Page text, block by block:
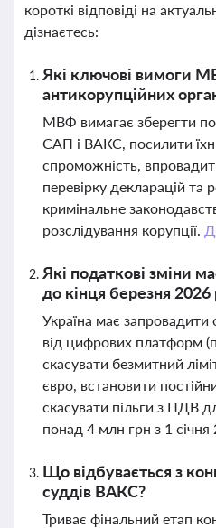
короткі відповіді на
дізнаєтесь:
Які ключові вимоги
антикорупційних
МВФ вимагає зберегти
САП і ВАКС, посилити
спроможність,
перевірку декларацій та
кримінальне
розслідування корупції.
Які податкові зміни
до кінця березня 2026
Україна має запровадити
від цифрових платформ
скасувати безмитний
євро, встановити
скасувати пільги з ПДВ
понад 4 млн грн з 1 січня
Що відбувається з
суддів ВАКС?
Триває фінальний етап